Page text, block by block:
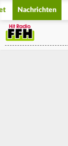
Nachrichten